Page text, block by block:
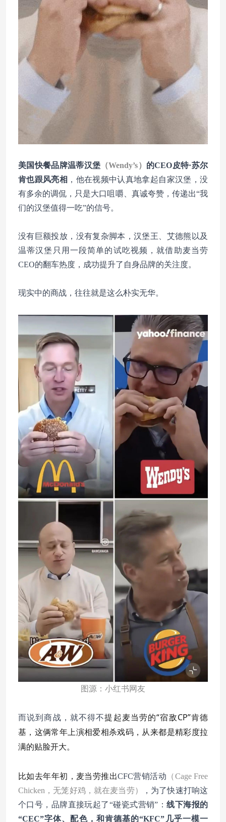
美国快餐品牌温蒂汉堡 （Wendy’s） 的CEO皮特·苏尔
肯也跟风亮相 ，他在视频中认真地拿起自家汉堡，没
有多余的调侃，只是大口咀嚼、真诚夸赞，传递出“我
们的汉堡值得一吃”的信号。
没有巨额投放，没有复杂脚本，汉堡王、艾德熊以及
温蒂汉堡只用一段简单的试吃视频，就借助麦当劳
CEO的翻车热度，成功提升了自身品牌的关注度。
现实中的商战，往往就是这么朴实无华。
图源：小红书网友
而说到商战，就不得不提起麦当劳的“宿敌CP”肯德
基，这俩常年上演相爱相杀戏码，从来都是精彩度拉
满的贴脸开大。
比如去年年初，麦当劳推出CFC营销活动 （Cage Free
Chicken，无笼好鸡，就在麦当劳）
，为了快速打响这
个口号，品牌直接玩起了“碰瓷式营销”：线下海报的
“CEC”字体、配色，和肯德基的“KFC”几乎一模一